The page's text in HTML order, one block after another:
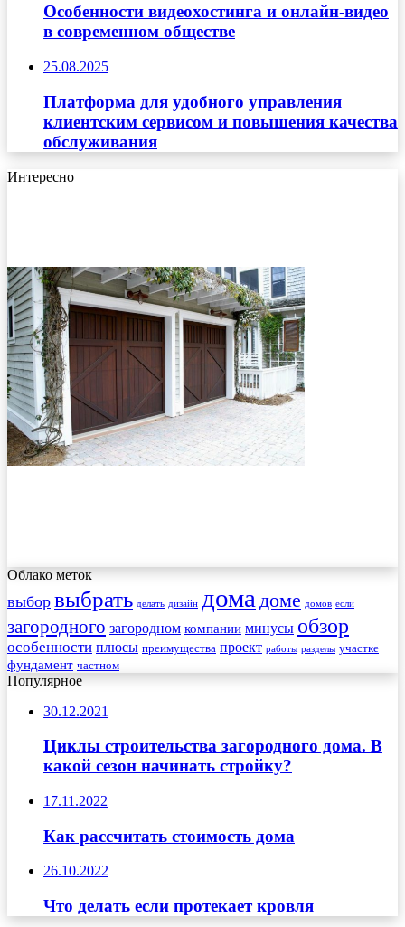
Особенности видеохостинга и онлайн-видео
в современном обществе
25.08.2025
Платформа для удобного управления
клиентским сервисом и повышения качества
обслуживания
Интересно
Облако меток
выбор выбрать делать дизайн дома доме домов если
загородного загородном компании минусы обзор
особенности плюсы преимущества проект работы разделы участке
фундамент частном
Популярное
30.12.2021
Циклы строительства загородного дома. В
какой сезон начинать стройку?
17.11.2022
Как рассчитать стоимость дома
26.10.2022
Что делать если протекает кровля